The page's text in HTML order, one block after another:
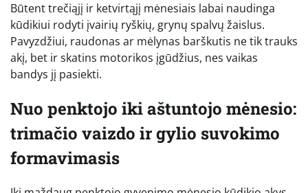
Būtent trečiąjį ir ketvirtąjį mėnesiais labai naudinga
kūdikiui rodyti įvairių ryškių, grynų spalvų žaislus.
Pavyzdžiui, raudonas ar mėlynas barškutis ne tik trauks
akį, bet ir skatins motorikos įgūdžius, nes vaikas
bandys jį pasiekti.
Nuo penktojo iki aštuntojo mėnesio:
trimačio vaizdo ir gylio suvokimo
formavimasis